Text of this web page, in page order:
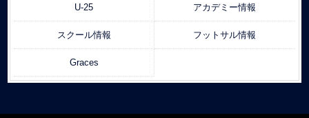
U-25 アカデミー情報
スクール情報 フットサル情報
Graces